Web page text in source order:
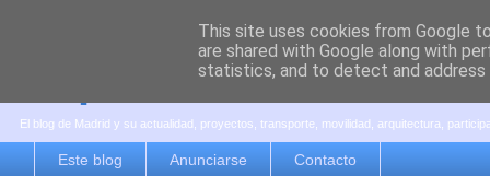
es por madrid
El blog de Madrid y su actualidad, proyectos, transporte, movilidad, arquitectura,
Este blog Anunciarse Contacto
This site uses cookies from Google
are shared with Google along with
statistics, and to detect and address